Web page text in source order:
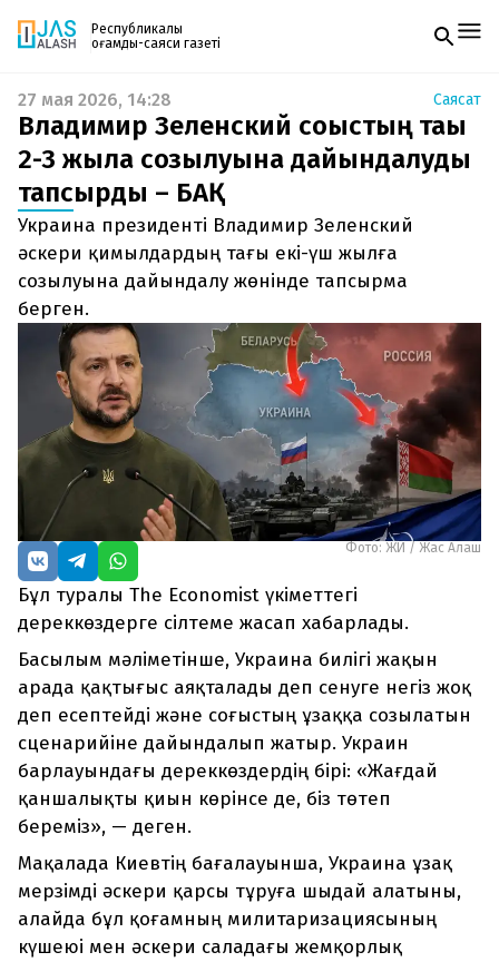
Республикалық
қоғамдық-саяси газеті
Жаңалықтар
Спорт
Live
Руханият
Аймақ
Архив
Заң және тәртіп
Редакциямен байланыс
+7 708 604 51 06
Жарнама бөлімі
+7 701 220 64 52
Пошта
zhasalash100@gmail.com
Газетке жазылу
PDF форматтағы газетті ай сайын электронды
поштаңызға алып отырыңыз. Жаңа нөмір
шыққан сәтте сізге бірден жіберіледі. Тек email
енгізіңіз, біз қалғанын өзіміз жібереміз.
27 мая 2026, 14:28 Саясат
Владимир Зеленский соғыстың тағы
2-3 жылға созылуына дайындалуды
тапсырды – БАҚ
Украина президенті Владимир Зеленский
әскери қимылдардың тағы екі-үш жылға
созылуына дайындалу жөнінде тапсырма
берген.
Фото: ЖИ / Жас Алаш
Бұл туралы The Economist үкіметтегі
дереккөздерге сілтеме жасап хабарлады.
Басылым мәліметінше, Украина билігі жақын
арада қақтығыс аяқталады деп сенуге негіз жоқ
деп есептейді және соғыстың ұзаққа созылатын
сценарийіне дайындалып жатыр. Украин
барлауындағы дереккөздердің бірі: «Жағдай
қаншалықты қиын көрінсе де, біз төтеп
береміз», — деген.
Мақалада Киевтің бағалауынша, Украина ұзақ
мерзімді әскери қарсы тұруға шыдай алатыны,
алайда бұл қоғамның милитаризациясының
күшеюі мен әскери саладағы жемқорлық